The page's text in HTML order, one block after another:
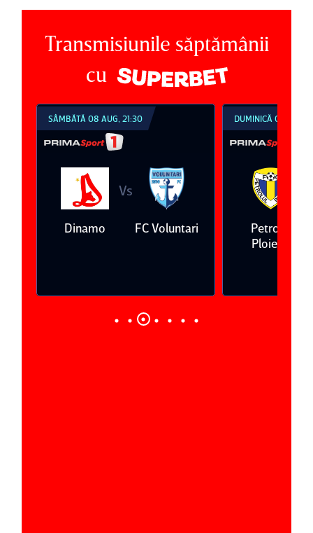
Transmisiunile săptămânii
cu
SÂMBĂTĂ 08 AUG, 21:30
Dinamo
Vs
FC Voluntari
DUMINICĂ 09 AUG,
Petrolul
Ploieşti